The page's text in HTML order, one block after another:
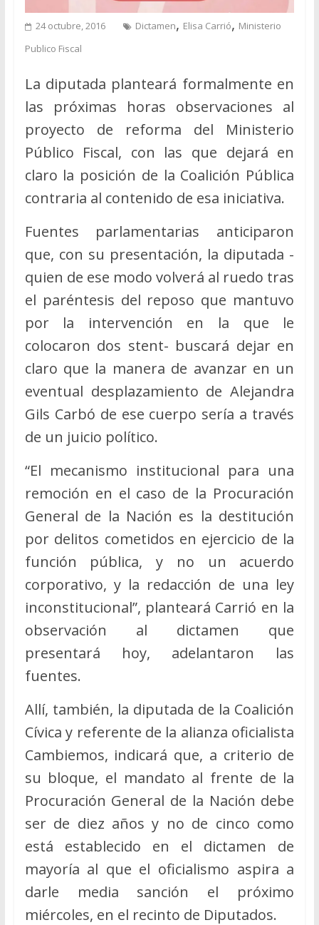
24 octubre, 2016 Dictamen, Elisa Carrió, Ministerio
Publico Fiscal
La diputada planteará formalmente en
las próximas horas observaciones al
proyecto de reforma del Ministerio
Público Fiscal, con las que dejará en
claro la posición de la Coalición Pública
contraria al contenido de esa iniciativa.
Fuentes parlamentarias anticiparon
que, con su presentación, la diputada -
quien de ese modo volverá al ruedo tras
el paréntesis del reposo que mantuvo
por la intervención en la que le
colocaron dos stent- buscará dejar en
claro que la manera de avanzar en un
eventual desplazamiento de Alejandra
Gils Carbó de ese cuerpo sería a través
de un juicio político.
“El mecanismo institucional para una
remoción en el caso de la Procuración
General de la Nación es la destitución
por delitos cometidos en ejercicio de la
función pública, y no un acuerdo
corporativo, y la redacción de una ley
inconstitucional”, planteará Carrió en la
observación al dictamen que
presentará hoy, adelantaron las
fuentes.
Allí, también, la diputada de la Coalición
Cívica y referente de la alianza oficialista
Cambiemos, indicará que, a criterio de
su bloque, el mandato al frente de la
Procuración General de la Nación debe
ser de diez años y no de cinco como
está establecido en el dictamen de
mayoría al que el oficialismo aspira a
darle media sanción el próximo
miércoles, en el recinto de Diputados.